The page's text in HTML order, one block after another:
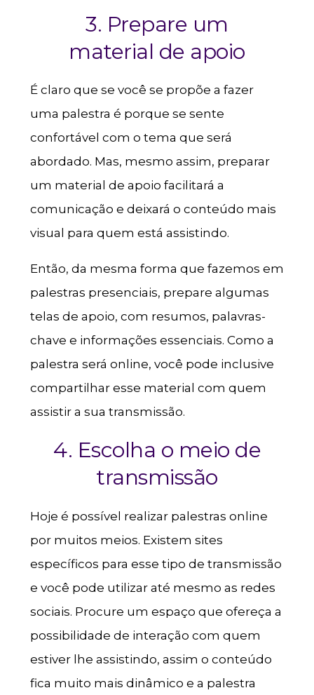
3. Prepare um
material de apoio
É claro que se você se propõe a fazer
uma palestra é porque se sente
confortável com o tema que será
abordado. Mas, mesmo assim, preparar
um material de apoio facilitará a
comunicação e deixará o conteúdo mais
visual para quem está assistindo.
Então, da mesma forma que fazemos em
palestras presenciais, prepare algumas
telas de apoio, com resumos, palavras-
chave e informações essenciais. Como a
palestra será online, você pode inclusive
compartilhar esse material com quem
assistir a sua transmissão.
4. Escolha o meio de
transmissão
Hoje é possível realizar palestras online
por muitos meios. Existem sites
específicos para esse tipo de transmissão
e você pode utilizar até mesmo as redes
sociais. Procure um espaço que ofereça a
possibilidade de interação com quem
estiver lhe assistindo, assim o conteúdo
fica muito mais dinâmico e a palestra